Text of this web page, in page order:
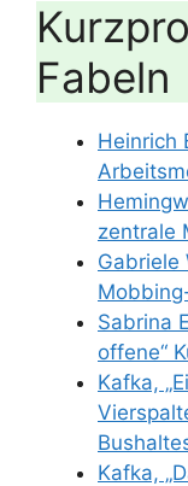
Fabeln
Heinrich
zentrale
Gabriele
Sabrina
offene“
Kafka,
Kafka,